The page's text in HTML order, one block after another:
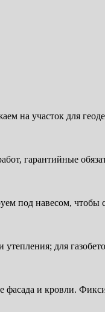
на участок для
гарантийные
под навесом, чтобы
для
фасада и кровли.